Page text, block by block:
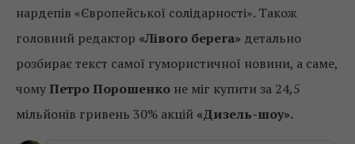
нардепів «Європейської солідарності». Також
головний редактор «Лівого берега» детально
розбирає текст самої гумористичної новини, а саме,
чому Петро Порошенко не міг купити за 24,5
мільйонів гривень 30% акцій «Дизель-шоу».